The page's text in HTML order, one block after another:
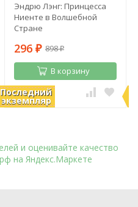
Последний
экземпляр
Эндрю Лэнг: Принцесса
Ниенте в Волшебной
Стране
296 ₽ 898₽
В корзину
В наличии